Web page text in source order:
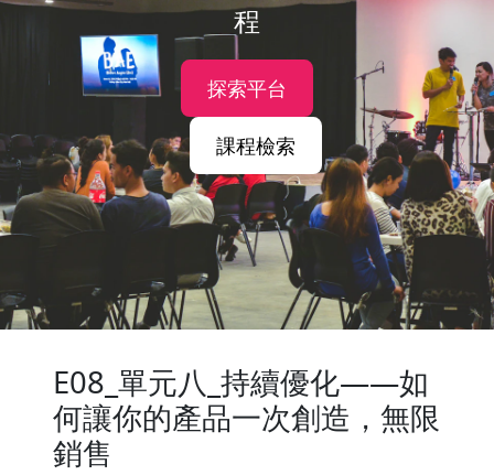
程
探索平台
課程檢索
E08_單元八_持續優化——如
何讓你的產品一次創造，無限
銷售